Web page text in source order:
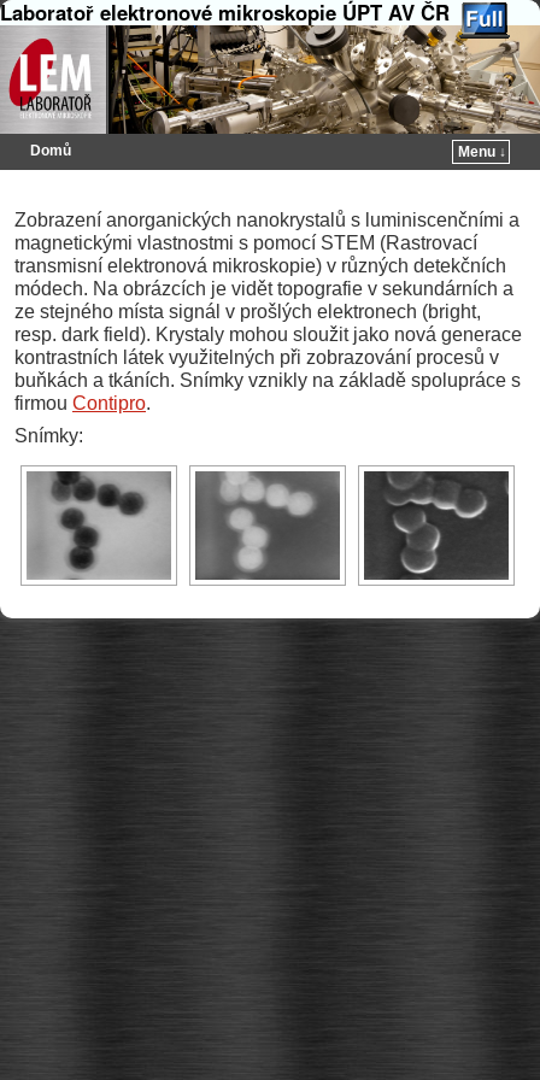
Laboratoř elektronové mikroskopie ÚPT AV ČR
Domů
Menu ↓
Zobrazení anorganických nanokrystalů s luminiscenčními a
magnetickými vlastnostmi s pomocí STEM (Rastrovací
transmisní elektronová mikroskopie) v různých detekčních
módech. Na obrázcích je vidět topografie v sekundárních a
ze stejného místa signál v prošlých elektronech (bright,
resp. dark field). Krystaly mohou sloužit jako nová generace
kontrastních látek využitelných při zobrazování procesů v
buňkách a tkáních. Snímky vznikly na základě spolupráce s
firmou Contipro.
Snímky: